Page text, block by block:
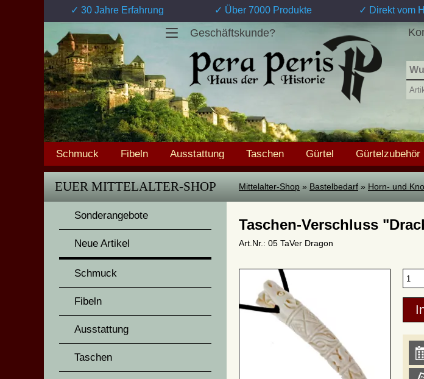
✓ 30 Jahre Erfahrung ✓ Über 7000 Produkte ✓ Direkt vom
Geschäftskunde?
Schmuck Fibeln Ausstattung Taschen Gürtel Gürtelzubehör
EUER MITTELALTER-SHOP
Sonderangebote
Neue Artikel
Schmuck
Fibeln
Ausstattung
Taschen
Mittelalter-Shop » Bastelbedarf » Horn- und
Taschen-Verschluss
Art.Nr.: 05 TaVer Dragon